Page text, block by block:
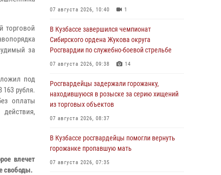
торговой
за
под
рубля.
оплаты
влечет
свободы.
07 августа 2026, 10:40 1
В Кузбассе завершился чемпионат
Сибирского ордена Жукова округа
Росгвардии по служебно-боевой стрельбе
07 августа 2026, 09:38 14
Росгвардейцы задержали горожанку,
находившуюся в розыске за серию хищений
из торговых объектов
07 августа 2026, 08:37
В Кузбассе росгвардейцы помогли вернуть
горожанке пропавшую мать
07 августа 2026, 07:35